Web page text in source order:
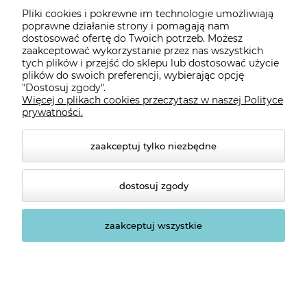
Płatności i dostawa
Informacje
O nas
Pliki cookies i pokrewne im technologie umożliwiają
poprawne działanie strony i pomagają nam
dostosować ofertę do Twoich potrzeb. Możesz
zaakceptować wykorzystanie przez nas wszystkich
tych plików i przejść do sklepu lub dostosować użycie
plików do swoich preferencji, wybierając opcję
"Dostosuj zgody".
Więcej o plikach cookies przeczytasz w naszej Polityce
prywatności.
zaakceptuj tylko niezbędne
dostosuj zgody
zaakceptuj wszystkie